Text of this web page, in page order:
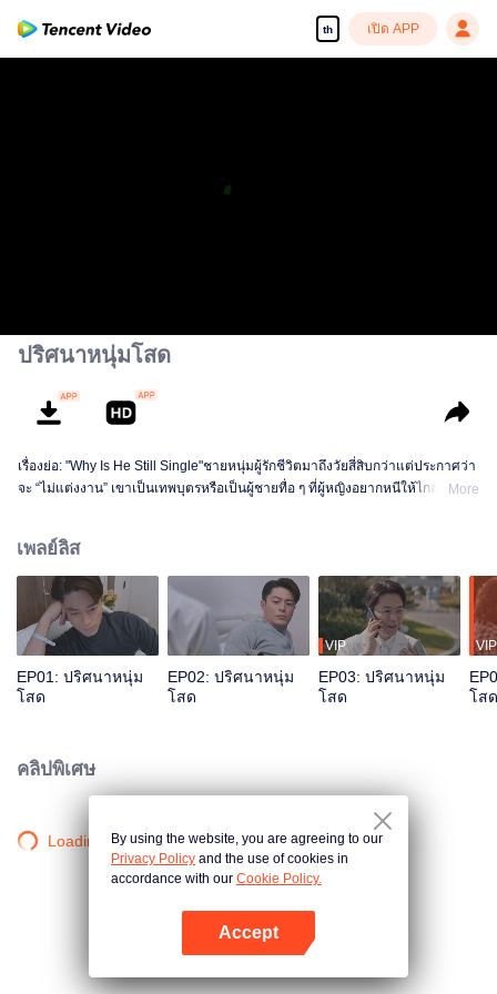
th เปิด APP
ปริศนาหนุ่มโสด
เรื่องย่อ: "Why Is He Still Single"ชายหนุ่มผู้รักชีวิตมาถึงวัยสี่สิบกว่าแต่ประกาศว่า
จะ “ไม่แต่งงาน” เขาเป็นเทพบุตรหรือเป็นผู้ชายทื่อ ๆ ที่ผู้หญิงอยากหนีให้ไกลห่าง
เท่านั้น
More
เพลย์ลิส
EP01: ปริศนาหนุ่ม
โสด
EP02: ปริศนาหนุ่ม
โสด
VIP
EP03: ปริศนาหนุ่ม
โสด
VIP
โสด
คลิปพิเศษ
Loading…By using the website, you are agreeing to our
Privacy Policy and the use of cookies in
accordance with our Cookie Policy.
Accept